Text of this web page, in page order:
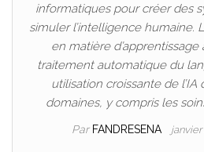
informatiques pour créer des
simuler l’intelligence humaine.
en matière
traitement automatique du
utilisation croissante de
domaines, y compris les
Par FANDRESENA